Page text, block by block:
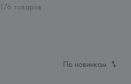
176 товаров
По новинкам